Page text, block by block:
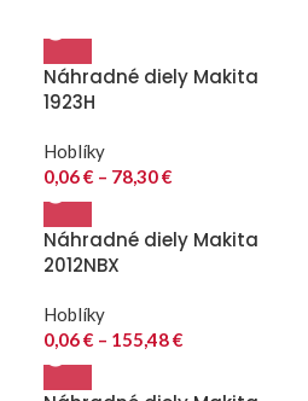
Náhradné diely Makita
1923H
Hoblíky
0,06€ – 78,30€
Náhradné diely Makita
2012NBX
Hoblíky
0,06€ – 155,48€